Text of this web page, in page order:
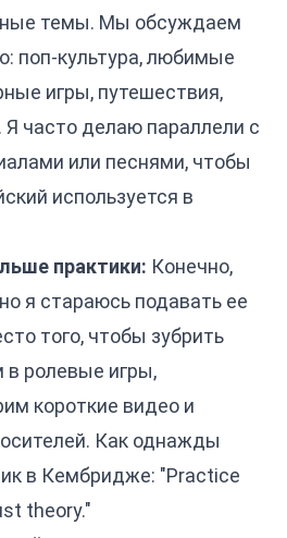
темы. Мы обсуждаем
поп-культура, любимые
игры, путешествия,
Я часто делаю параллели с
или песнями, чтобы
используется в
практики: Конечно,
я стараюсь подавать ее
того, чтобы зубрить
ролевые игры,
короткие видео и
Как однажды
в Кембридже: "Practice
theory."